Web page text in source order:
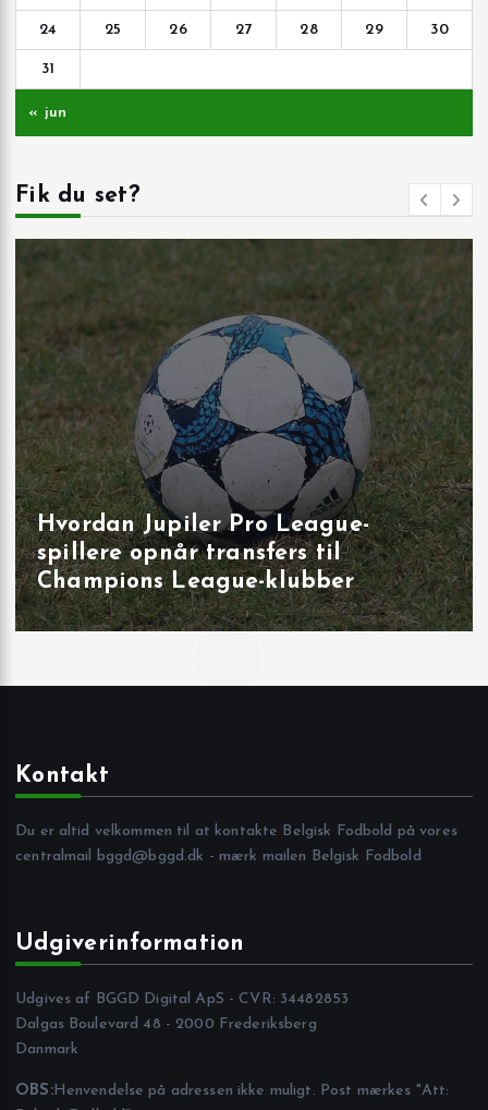
24 25 26 27 28 29 30
31
« jun
Fik du set?
Målbrag i runde 40: overbevisende
udladninger i Brugge, Sint‑Truiden
og på Joseph Marien
Kontakt
Du er altid velkommen til at kontakte Belgisk Fodbold på vores
centralmail bggd@bggd.dk - mærk mailen Belgisk Fodbold
Udgiverinformation
Udgives af BGGD Digital ApS - CVR: 34482853
Dalgas Boulevard 48 - 2000 Frederiksberg
Danmark
OBS:Henvendelse på adressen ikke muligt. Post mærkes "Att: